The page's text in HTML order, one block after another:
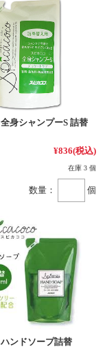
身シャンプーS 詰替
¥836(税込)
在庫 3 個
数量： 個
ンドソープ詰替